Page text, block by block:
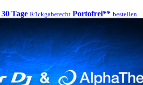
30 Tage Rückgaberecht Portofrei** bestellen